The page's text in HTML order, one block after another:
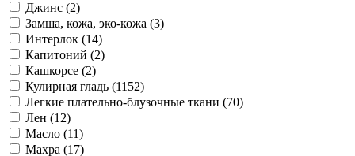
Джинс (2)
Замша, кожа, эко-кожа (3)
Интерлок (14)
Капитоний (2)
Кашкорсе (2)
Кулирная гладь (1152)
Легкие плательно-блузочные ткани (70)
Лен (12)
Масло (11)
Махра (17)